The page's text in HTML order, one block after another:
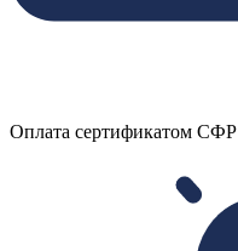
Оплата сертификатом СФР